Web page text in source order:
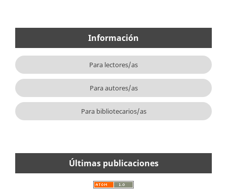
Información
Para lectores/as
Para autores/as
Para bibliotecarios/as
Últimas publicaciones